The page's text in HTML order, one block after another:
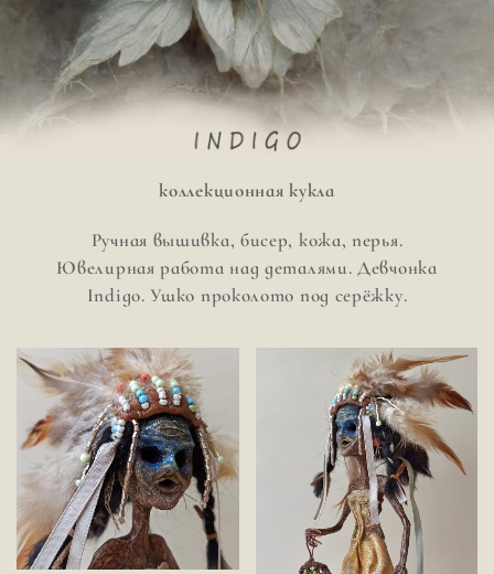
Перейти
содержимому
коллекционная кукла
Ручная вышивка, бисер, кожа, перья.
Ювелирная работа над деталями. Девчонка
Indigo. Ушко проколото под серёжку.